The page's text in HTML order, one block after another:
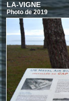
LA-VIGNE
Photo de 2019